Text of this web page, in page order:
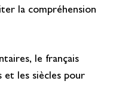
la compréhension
le français
et les siècles pour